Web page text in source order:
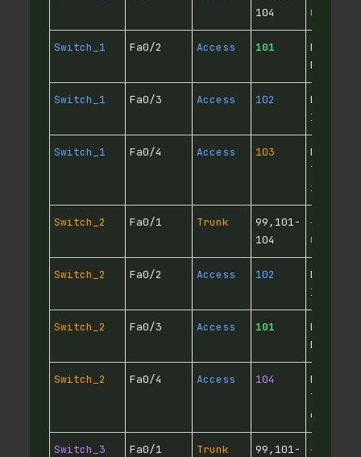
104
Central
Switch_1 Fa0/2 Access 101
PC
Humans
Switch_1 Fa0/3 Access 102
PC
Switch_1 Fa0/4 Access 103
PC
interns
Switch_2 Fa0/1 Trunk
99,101-
104
→
Central
Switch_2 Fa0/2 Access 102
PC
Switch_2 Fa0/3 Access 101
PC
Humans
Switch_2 Fa0/4 Access 104
PC
externs
Switch_3 Fa0/1 Trunk
99,101-
→